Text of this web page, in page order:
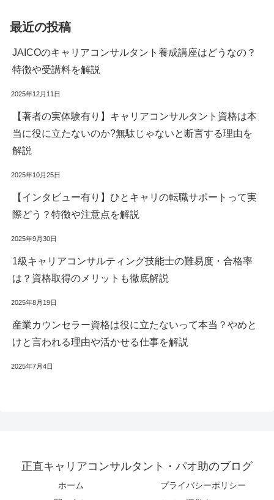
最近の投稿
JAICOのキャリアコンサルタント養成講座はどうなの？
特徴や受講料を解説
2025年12月11日
【著者の実体験有り】キャリアコンサルタント資格は本
当に役に立たないのか?無駄じゃないと断言する理由を
解説
2025年10月25日
【インタビュー有り】ひとキャリの転職サポートって実
際どう？特徴や注意点を解説
2025年9月30日
1級キャリアコンサルティング技能士の難易度・合格率
は？資格取得のメリットも徹底解説
2025年8月19日
産業カウンセラー資格は役に立たないって本当？やめと
けと言われる理由や活かせる仕事を解説
2025年7月4日
正直キャリアコンサルタント・パオ助のブログ
ホーム
プライバシーポリシー